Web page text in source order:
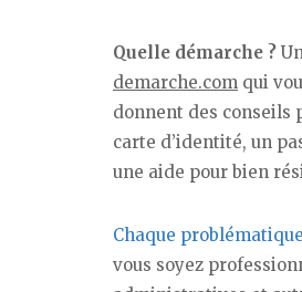
Quelle démarche ?
demarche.com qui
donnent des conseils
carte d’identité, un
une aide pour bien
Chaque
vous soyez